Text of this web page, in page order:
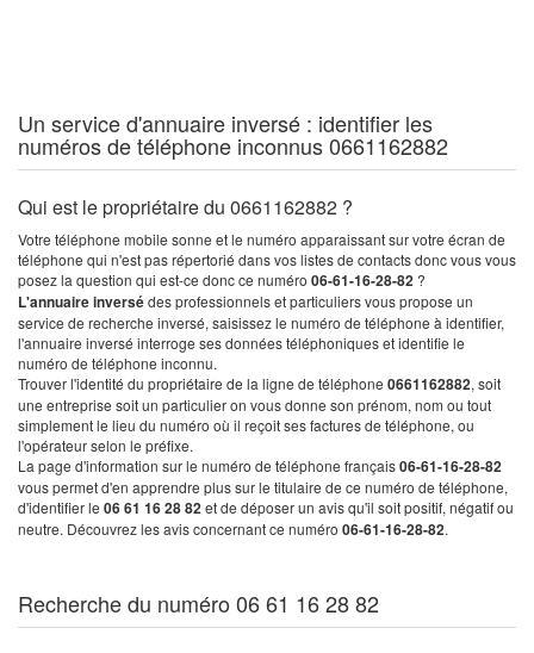
Un service d'annuaire inversé : identifier les
numéros de téléphone inconnus 0661162882
Qui est le propriétaire du 0661162882 ?
Votre téléphone mobile sonne et le numéro apparaissant sur votre écran de
téléphone qui n'est pas répertorié dans vos listes de contacts donc vous vous
posez la question qui est-ce donc ce numéro 06-61-16-28-82 ?
L'annuaire inversédes professionnels et particuliers vous propose un
service de recherche inversé, saisissez le numéro de téléphone à identifier,
l'annuaire inversé interroge ses données téléphoniques et identifie le
numéro de téléphone inconnu.
Trouver l'identité du propriétaire de la ligne de téléphone 0661162882, soit
une entreprise soit un particulier on vous donne son prénom, nom ou tout
simplement le lieu du numéro où il reçoit ses factures de téléphone, ou
l'opérateur selon le préfixe.
La page d'information sur le numéro de téléphone français06-61-16-28-82
vous permet d'en apprendre plus sur le titulaire de ce numéro de téléphone,
d'identifier le 06 61 16 28 82et de déposer un avis qu'il soit positif, négatif ou
neutre. Découvrez les avis concernant ce numéro 06-61-16-28-82.
Recherche du numéro 06 61 16 28 82